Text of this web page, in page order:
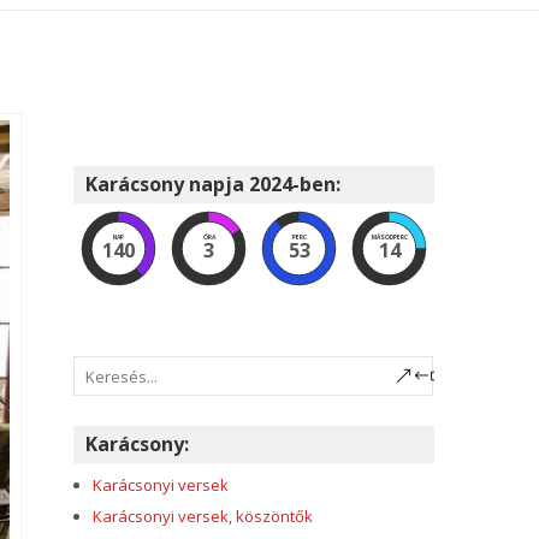
Karácsony napja 2024-ben:
NAP
140
ÓRA
3
PERC
53
MÁSODPERC
13
Karácsony:
Karácsonyi versek
Karácsonyi versek, köszöntők